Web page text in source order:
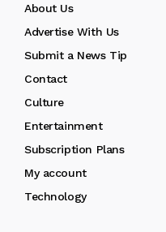
About Us
Advertise With Us
Submit a News Tip
Contact
Culture
Entertainment
Subscription Plans
My account
Technology